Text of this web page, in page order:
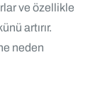
ve özellikle
artırır.
neden